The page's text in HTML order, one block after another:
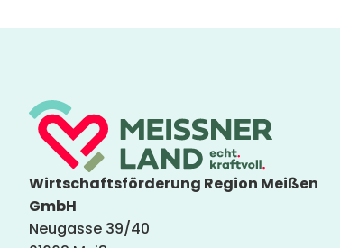
Wirtschaftsförderung Region Meißen
GmbH
Neugasse 39/40